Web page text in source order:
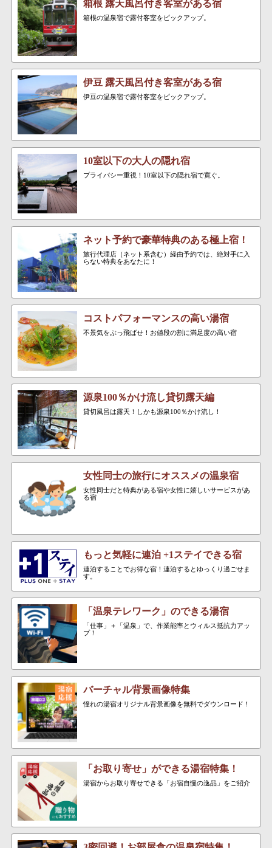
箱根 露天風呂付き客室がある宿
箱根の温泉宿で露付客室をピックアップ。
伊豆 露天風呂付き客室がある宿
伊豆の温泉宿で露付客室をピックアップ。
10室以下の大人の隠れ宿
プライバシー重視！10室以下の隠れ宿で寛ぐ。
ネット予約で豪華特典のある極上宿！
旅行代理店（ネット系含む）経由予約では、絶対手に入
らない特典をあなたに！
コストパフォーマンスの高い湯宿
不景気をぶっ飛ばせ！お値段の割に満足度の高い宿
源泉100％かけ流し貸切露天編
貸切風呂は露天！しかも源泉100％かけ流し！
女性同士の旅行にオススメの温泉宿
女性同士だと特典がある宿や女性に嬉しいサービスがあ
る宿
もっと気軽に連泊 +1ステイできる宿
連泊することでお得な宿！連泊するとゆっくり過ごせま
す。
「温泉テレワーク」のできる湯宿
「仕事」＋「温泉」で、作業能率とウィルス抵抗力アッ
プ！
バーチャル背景画像特集
憧れの湯宿オリジナル背景画像を無料でダウンロード！
「お取り寄せ」ができる湯宿特集！
湯宿からお取り寄せできる「お宿自慢の逸品」をご紹介